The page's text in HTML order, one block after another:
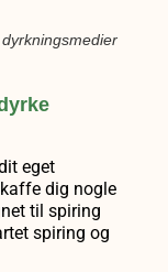
eget
dig nogle
til spiring
spiring og